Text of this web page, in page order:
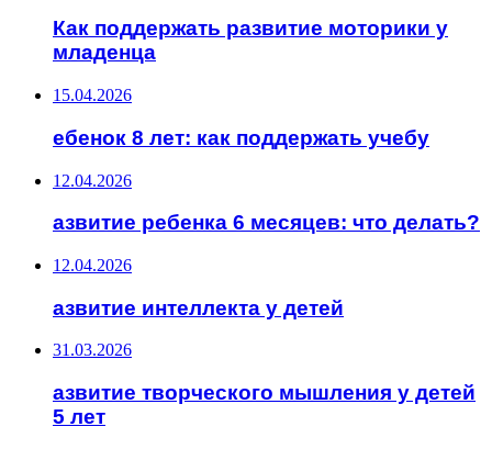
Как поддержать развитие моторики у
младенца
15.04.2026
ебенок 8 лет: как поддержать учебу
12.04.2026
азвитие ребенка 6 месяцев: что делать?
12.04.2026
азвитие интеллекта у детей
31.03.2026
азвитие творческого мышления у детей
5 лет